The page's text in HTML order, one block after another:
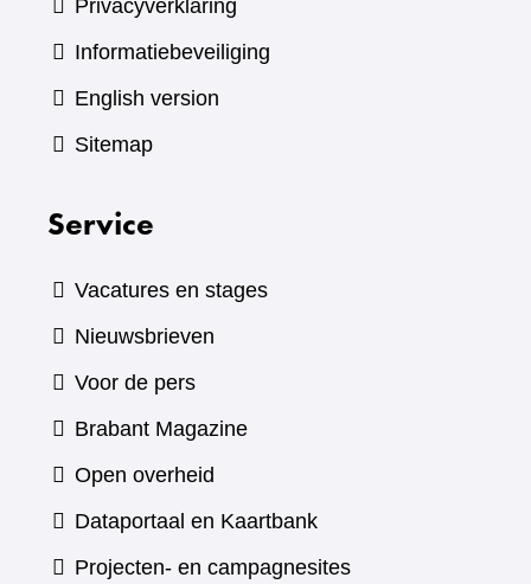
Privacyverklaring
Informatiebeveiliging
English version
Sitemap
Service
Vacatures en stages
Nieuwsbrieven
Voor de pers
Brabant Magazine(verwijst
andere
website)
Open overheid
Dataportaal en Kaartbank(verwijst
naar
Projecten- en campagnesites